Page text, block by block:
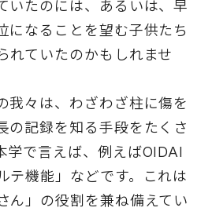
いたのには、あるいは、早
になることを望む子供たち
れていたのかもしれませ
々は、わざわざ柱に傷を
の記録を知る手段をたくさ
学で言えば、例えばOIDAI
テ機能」などです。これは
ん」の役割を兼ね備えてい